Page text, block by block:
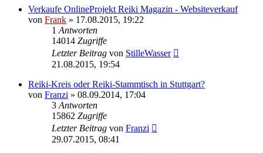
Verkaufe OnlineProjekt Reiki Magazin - Websiteverkauf
von Frank » 17.08.2015, 19:22
1 Antworten
14014 Zugriffe
Letzter Beitrag von StilleWasser
21.08.2015, 19:54
Reiki-Kreis oder Reiki-Stammtisch in Stuttgart?
von Franzi » 08.09.2014, 17:04
3 Antworten
15862 Zugriffe
Letzter Beitrag von Franzi
29.07.2015, 08:41